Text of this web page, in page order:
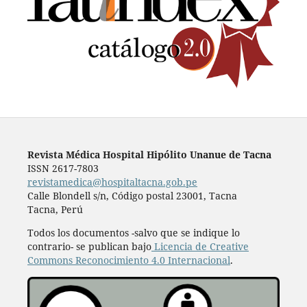
Revista Médica Hospital Hipólito Unanue de Tacna
ISSN 2617-7803
revistamedica@hospitaltacna.gob.pe
Calle Blondell s/n, Código postal 23001, Tacna
Tacna, Perú
Todos los documentos -salvo que se indique lo
contrario- se publican bajoLicencia de Creative
Commons Reconocimiento 4.0 Internacional.